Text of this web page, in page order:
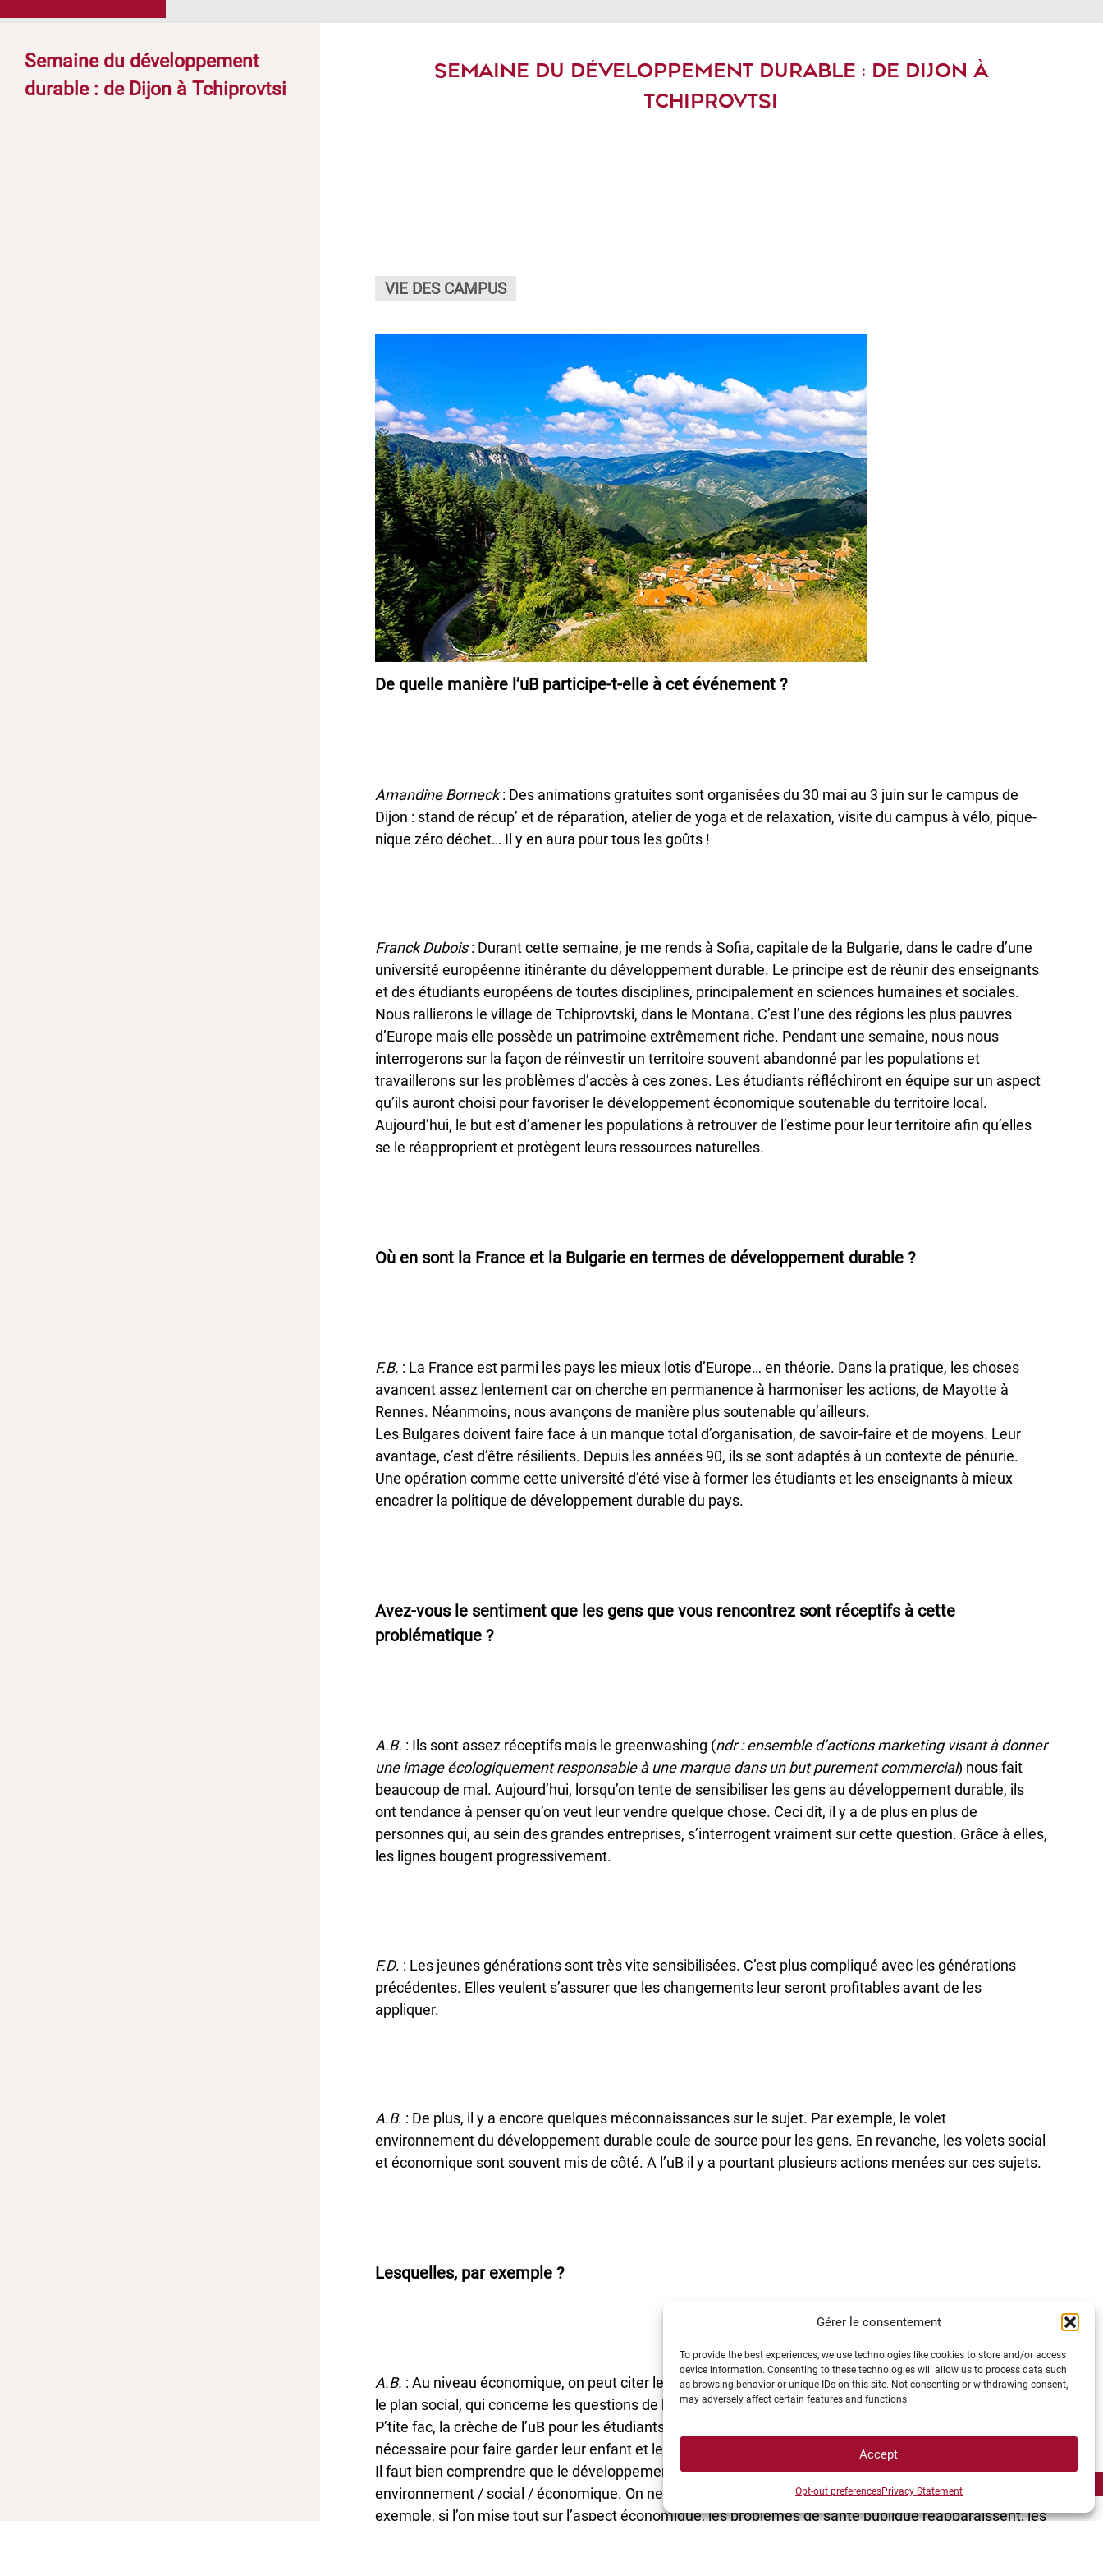
Gérer le consentement
To provide the best experiences, we use technologies like cookies to store and/or access
device information. Consenting to these technologies will allow us to process data such
as browsing behavior or unique IDs on this site. Not consenting or withdrawing consent,
may adversely affect certain features and functions.
Accept
Opt-out preferencesPrivacy Statement
Semaine du développement
durable : de Dijon à Tchiprovtsi
SEMAINE DU DÉVELOPPEMENT DURABLE : DE DIJON À
TCHIPROVTSI
VIE DES CAMPUS
De quelle manière l’uB participe-t-elle à cet événement ?
Amandine Borneck: Des animations gratuites sont organisées du 30 mai au 3 juin sur le campus de
Dijon : stand de récup’ et de réparation, atelier de yoga et de relaxation, visite du campus à vélo, pique-
nique zéro déchet… Il y en aura pour tous les goûts !
Franck Dubois: Durant cette semaine, je me rends à Sofia, capitale de la Bulgarie, dans le cadre d’une
université européenne itinérante du développement durable. Le principe est de réunir des enseignants
et des étudiants européens de toutes disciplines, principalement en sciences humaines et sociales.
Nous rallierons le village de Tchiprovtski, dans le Montana. C’est l’une des régions les plus pauvres
d’Europe mais elle possède un patrimoine extrêmement riche. Pendant une semaine, nous nous
interrogerons sur la façon de réinvestir un territoire souvent abandonné par les populations et
travaillerons sur les problèmes d’accès à ces zones. Les étudiants réfléchiront en équipe sur un aspect
qu’ils auront choisi pour favoriser le développement économique soutenable du territoire local.
Aujourd’hui, le but est d’amener les populations à retrouver de l’estime pour leur territoire afin qu’elles
se le réapproprient et protègent leurs ressources naturelles.
Où en sont la France et la Bulgarie en termes de développement durable ?
F.B. : La France est parmi les pays les mieux lotis d’Europe… en théorie. Dans la pratique, les choses
avancent assez lentement car on cherche en permanence à harmoniser les actions, de Mayotte à
Rennes. Néanmoins, nous avançons de manière plus soutenable qu’ailleurs.
Les Bulgares doivent faire face à un manque total d’organisation, de savoir-faire et de moyens. Leur
avantage, c’est d’être résilients. Depuis les années 90, ils se sont adaptés à un contexte de pénurie.
Une opération comme cette université d’été vise à former les étudiants et les enseignants à mieux
encadrer la politique de développement durable du pays.
Avez-vous le sentiment que les gens que vous rencontrez sont réceptifs à cette
problématique ?
A.B. : Ils sont assez réceptifs mais le greenwashing (ndr : ensemble d’actions marketing visant à donner
une image écologiquement responsable à une marque dans un but purement commercial) nous fait
beaucoup de mal. Aujourd’hui, lorsqu’on tente de sensibiliser les gens au développement durable, ils
ont tendance à penser qu’on veut leur vendre quelque chose. Ceci dit, il y a de plus en plus de
personnes qui, au sein des grandes entreprises, s’interrogent vraiment sur cette question. Grâce à elles,
les lignes bougent progressivement.
F.D. : Les jeunes générations sont très vite sensibilisées. C’est plus compliqué avec les générations
précédentes. Elles veulent s’assurer que les changements leur seront profitables avant de les
appliquer.
A.B. : De plus, il y a encore quelques méconnaissances sur le sujet. Par exemple, le volet
environnement du développement durable coule de source pour les gens. En revanche, les volets social
et économique sont souvent mis de côté. A l’uB il y a pourtant plusieurs actions menées sur ces sujets.
Lesquelles, par exemple ?
A.B. : Au niveau économique, on peut citer le labo DRIVE, qui travaille sur des véhicules éco-conçus. Sur
le plan social, qui concerne les questions de bien-être et de santé publique, je pense notamment à la
P’tite fac, la crèche de l’uB pour les étudiants et personnels. Ils n’ont pas besoin de se déplacer plus que
nécessaire pour faire garder leur enfant et les étudiants-parents peuvent étudier plus facilement.
Il faut bien comprendre que le développement durable repose sur l’équilibre entre ces 3 piliers,
environnement / social / économique. On ne peut en favoriser un au détriment des deux autres. Par
exemple, si l’on mise tout sur l’aspect économique, les problèmes de santé publique réapparaissent, les